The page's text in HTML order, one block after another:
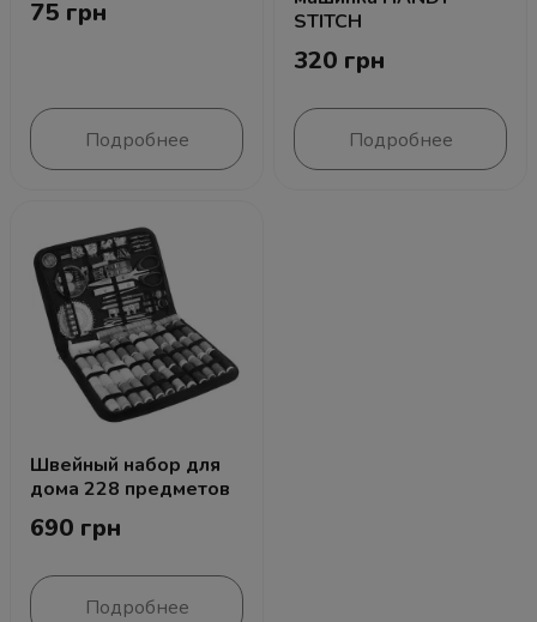
75 грн
Подробнее
STITCH
320 грн
Подробнее
Швейный набор для
дома 228 предметов
690 грн
Подробнее